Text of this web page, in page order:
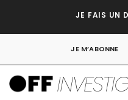
JE FAIS UN
JE M’ABONNE